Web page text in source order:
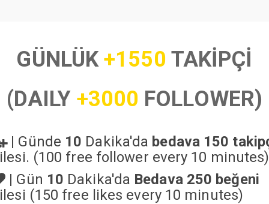
GÜNLÜK+1550 TAKİPÇİ
(DAILY +3000 FOLLOWER)
| Günde 10 Dakika'da bedava 150
(100 free follower every 10 minutes)
| Gün 10 Dakika'da Bedava 250 beğeni
(150 free likes every 10 minutes)